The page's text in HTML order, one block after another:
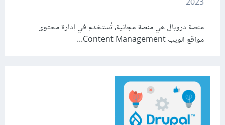
2023
منصة دروبال هي منصة مجانية، تُستخدم في إدارة محتوى
مواقع الويب Content Management...